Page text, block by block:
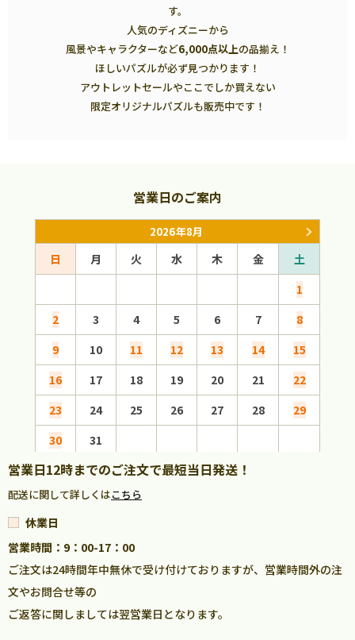
す。
人気のディズニーから
風景やキャラクターなど6,000点以上の品揃え！
ほしいパズルが必ず見つかります！
アウトレットセールやここでしか買えない
限定オリジナルパズルも販売中です！
営業日のご案内
2026年8月
日 月 火 水 木 金
土
1
2
3 4 5 6 7
8
9
10 11 12 13 14
15
16
17 18 19 20 21
22
23
24 25 26 27 28
29
30
31
営業日12時までのご注文で最短当日発送！
配送に関して詳しくはこちら
休業日
営業時間：9：00-17：00
ご注文は24時間年中無休で受け付けておりますが、営業時間外の注
文やお問合せ等の
ご返答に関しましては翌営業日となります。